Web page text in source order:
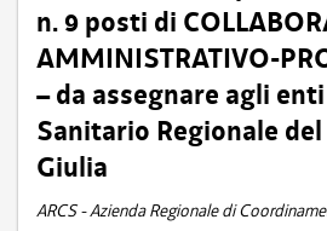
n. 9 posti di
AMMINISTRATIVO-
– da assegnare agli
Sanitario Regionale
Giulia
ARCS - Azienda Regionale di